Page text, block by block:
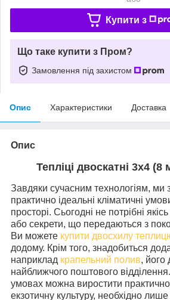
Купити з
Що таке купити з Пром?
Замовлення під захистом
Опис Характеристики Доставка
Опис
Тепліці двоскатні 3х4
Завдяки сучасним технологіям, ми
практично ідеальні кліматичні
просторі. Сьогодні не потрібні
або секрети, що передаються з
Ви можете купити двосхилу
додому. Крім того, знадобиться
наприклад крапельний полив, його
найближчого поштового
умовах можна виростити практично
екзотичну культуру, необхідно